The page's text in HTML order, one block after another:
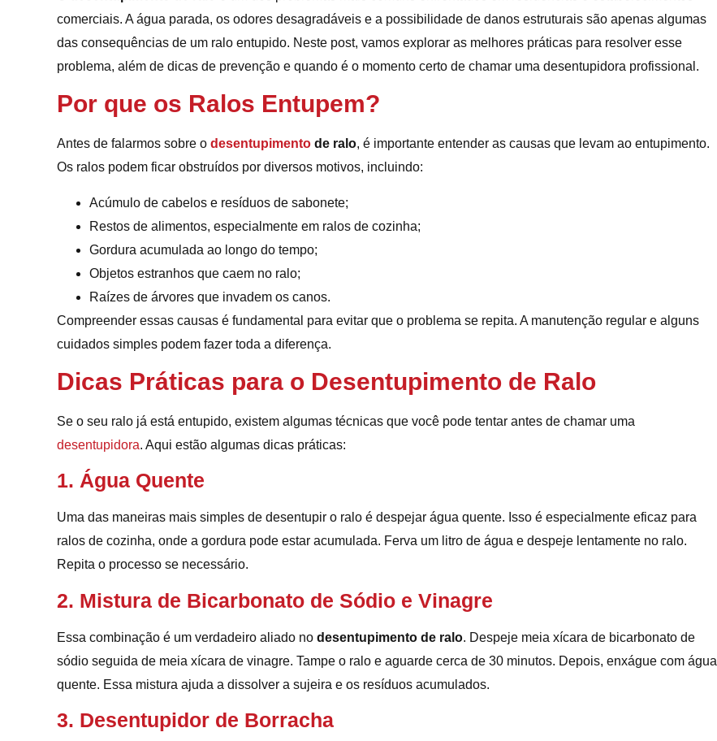
comerciais. A água parada, os odores desagradáveis e a possibilidade de danos estruturais são apenas algumas
das consequências de um ralo entupido. Neste post, vamos explorar as melhores práticas para resolver esse
problema, além de dicas de prevenção e quando é o momento certo de chamar uma desentupidora profissional.
Por que os Ralos Entupem?
Antes de falarmos sobre o desentupimento de ralo, é importante entender as causas que levam ao entupimento.
Os ralos podem ficar obstruídos por diversos motivos, incluindo:
Acúmulo de cabelos e resíduos de sabonete;
Restos de alimentos, especialmente em ralos de cozinha;
Gordura acumulada ao longo do tempo;
Objetos estranhos que caem no ralo;
Raízes de árvores que invadem os canos.
Compreender essas causas é fundamental para evitar que o problema se repita. A manutenção regular e alguns
cuidados simples podem fazer toda a diferença.
Dicas Práticas para o Desentupimento de Ralo
Se o seu ralo já está entupido, existem algumas técnicas que você pode tentar antes de chamar uma
desentupidora. Aqui estão algumas dicas práticas:
1. Água Quente
Uma das maneiras mais simples de desentupir o ralo é despejar água quente. Isso é especialmente eficaz para
ralos de cozinha, onde a gordura pode estar acumulada. Ferva um litro de água e despeje lentamente no ralo.
Repita o processo se necessário.
2. Mistura de Bicarbonato de Sódio e Vinagre
Essa combinação é um verdadeiro aliado no desentupimento de ralo. Despeje meia xícara de bicarbonato de
sódio seguida de meia xícara de vinagre. Tampe o ralo e aguarde cerca de 30 minutos. Depois, enxágue com água
quente. Essa mistura ajuda a dissolver a sujeira e os resíduos acumulados.
3. Desentupidor de Borracha